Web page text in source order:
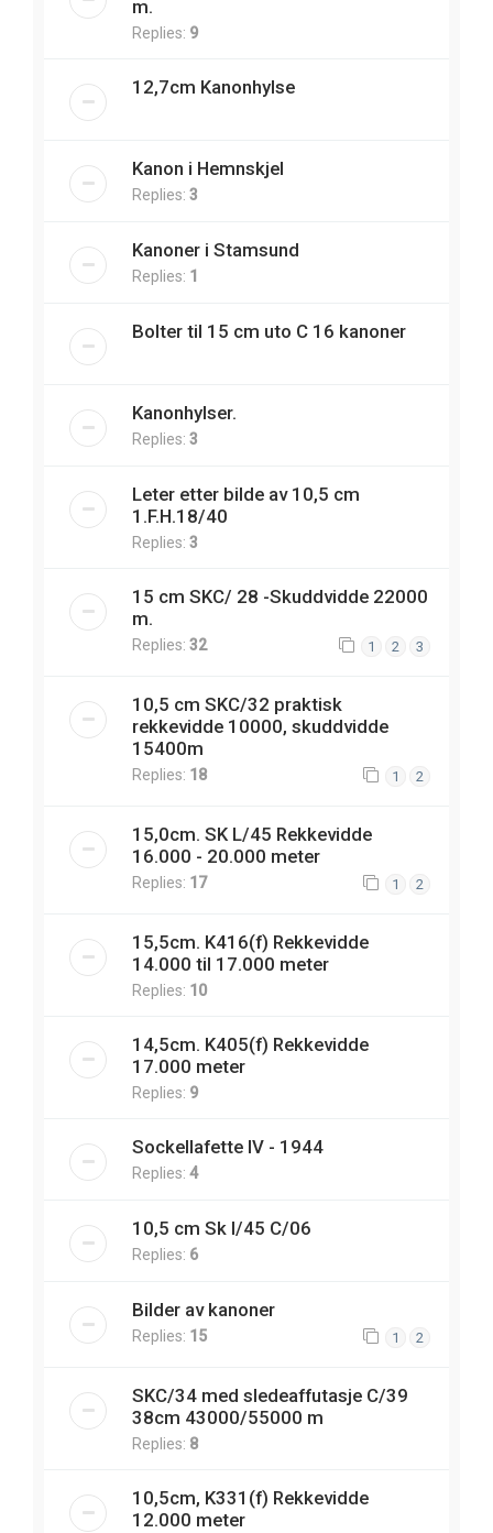
m.
Replies: 9
12,7cm Kanonhylse
Kanon i Hemnskjel
Replies: 3
Kanoner i Stamsund
Replies: 1
Bolter til 15 cm uto C 16 kanoner
Kanonhylser.
Replies: 3
Leter etter bilde av 10,5 cm
1.F.H.18/40
Replies: 3
15 cm SKC/ 28 -Skuddvidde 22000
m.
Replies: 32 1 2 3
10,5 cm SKC/32 praktisk
rekkevidde 10000, skuddvidde
15400m
Replies: 18 1 2
15,0cm. SK L/45 Rekkevidde
16.000 - 20.000 meter
Replies: 17 1 2
15,5cm. K416(f) Rekkevidde
14.000 til 17.000 meter
Replies: 10
14,5cm. K405(f) Rekkevidde
17.000 meter
Replies: 9
Sockellafette IV - 1944
Replies: 4
10,5 cm Sk l/45 C/06
Replies: 6
Bilder av kanoner
Replies: 15 1 2
SKC/34 med sledeaffutasje C/39
38cm 43000/55000 m
Replies: 8
10,5cm, K331(f) Rekkevidde
12.000 meter